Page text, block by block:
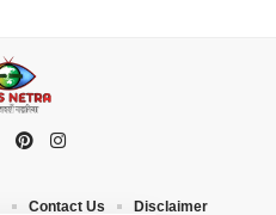
Contact Us Disclaimer